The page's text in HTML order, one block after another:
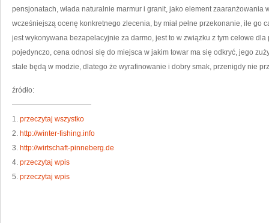
pensjonatach, włada naturalnie marmur i granit, jako element zaaranżowania
wcześniejszą ocenę konkretnego zlecenia, by miał pełne przekonanie, ile go
jest wykonywana bezapelacyjnie za darmo, jest to w związku z tym celowe
pojedynczo, cena odnosi się do miejsca w jakim towar ma się odkryć, jego
stale będą w modzie, dlatego że wyrafinowanie i dobry smak, przenigdy nie
źródło:
———————————
1. przeczytaj wszystko
2. http://winter-fishing.info
3. http://wirtschaft-pinneberg.de
4. przeczytaj wpis
5. przeczytaj wpis